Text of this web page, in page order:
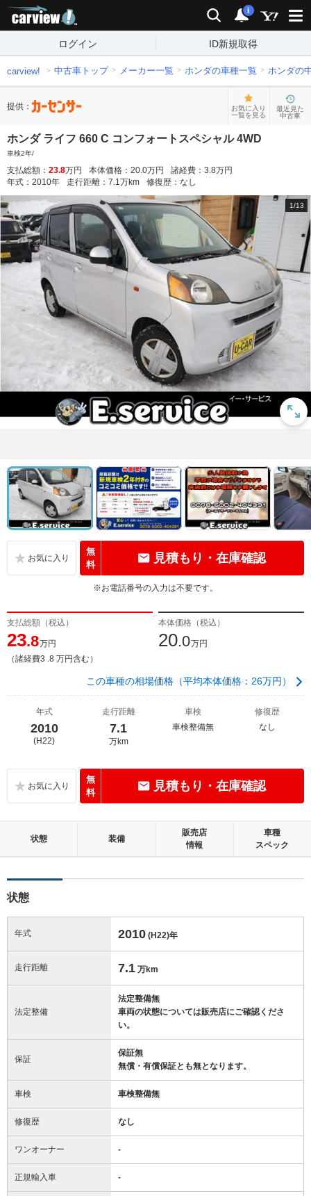
検索 通知
i
ログイン ID新規取得
carview! 中古車トップ メーカー一覧 ホンダの車種一覧 ホンダの
提供：
お気に入り
一覧を見る
最近見た
中古車
ホンダ ライフ 660 C コンフォートスペシャル 4WD
車検2年/
支払総額： 23.8万円 本体価格： 20.0万円 諸経費： 3.8万円
年式： 2010年 走行距離： 7.1万km 修復歴： なし
1/13
無
料
見積もり・在庫確認
※お電話番号の入力は不要です。
支払総額（税込）
23.8万円
（諸経費3 .8 万円含む）
本体価格（税込）
20.0万円
この車種の相場価格（平均本体価格：26万円）
年式
2010
(H22)
走行距離
7.1
万km
車検
車検整備無
修復歴
なし
無
料
見積もり・在庫確認
状態 装備
販売店
情報
車種
スペック
状態
年式 2010 (H22)年
走行距離 7.1 万km
法定整備
法定整備無
車両の状態については販売店にご確認くださ
い。
保証
保証無
無償・有償保証とも無となります。
車検 車検整備無
修復歴 なし
ワンオーナー -
正規輸入車 -